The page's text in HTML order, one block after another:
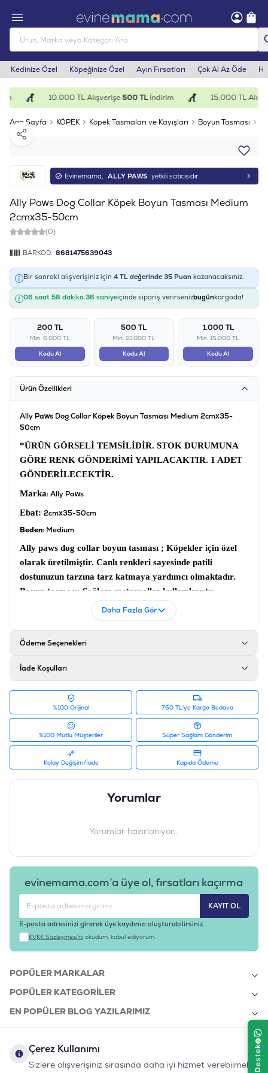
Kedinize Özel Köpeğinize Özel Ayın Fırsatları Çok Al Az Öde
10.000 TL Alışverişe500 TLİndirim 15.000 TL
Ana Sayfa KÖPEK Köpek Tasmaları ve Kayışları Boyun Tasması
Paylaş
Evinemama, ALLY PAWS yetkili satıcısıdır.
Ally Paws Dog Collar Köpek Boyun Tasması Medium
2cmx35-50cm
(0)
BARKOD: 8681475639043
Bir sonraki alışverişiniz için 4 TL değerinde 35 Puan kazanacaksınız.
06 saat 58 dakika 36 saniyeiçinde sipariş verirsenizbugünkargoda!
200 TL
Min: 6.000 TL
Kodu Al
500 TL
Min: 10.000 TL
Kodu Al
1.000 TL
Min: 15.000 TL
Kodu Al
Ürün Özellikleri
Ally Paws Dog Collar Köpek Boyun Tasması Medium 2cmx35-
50cm
*ÜRÜN GÖRSELİ TEMSİLİDİR. STOK DURUMUNA
GÖRE RENK GÖNDERİMİ YAPILACAKTIR. 1 ADET
GÖNDERİLECEKTİR.
Marka: Ally Paws
Ebat: 2cmx35-50cm
Beden: Medium
Ally paws dog collar boyun tasması ; Köpekler için özel
olarak üretilmiştir. Canlı renkleri sayesinde patili
dostunuzun tarzına tarz katmaya yardımcı olmaktadır.
Boyun tasması; Sağlam metaryeller kullanılmıştır
Tedarikçi Ürün Kodu
Daha Fazla Gör
Ödeme Seçenekleri
İade Koşulları
%100 Orijinal 750 TL'ye Kargo Bedava
%100 Mutlu Müşteriler Süper Sağlam Gönderim
Kolay Değişim/İade Kapıda Ödeme
Yorumlar
Yorumlar hazırlanıyor...
evinemama.com’a üye ol, fırsatları kaçırma
KAYIT OL
E-posta adresinizi girerek üye kaydınızı oluşturabilirsiniz.
KVKK Sözleşmesi'ni okudum, kabul ediyorum.
POPÜLER MARKALAR
POPÜLER KATEGORILER
EN POPÜLER BLOG YAZILARIMIZ
KURUMSAL
Çerez Kullanımı
Sizlere alışverişiniz sırasında daha iyi hizmet verebilmek